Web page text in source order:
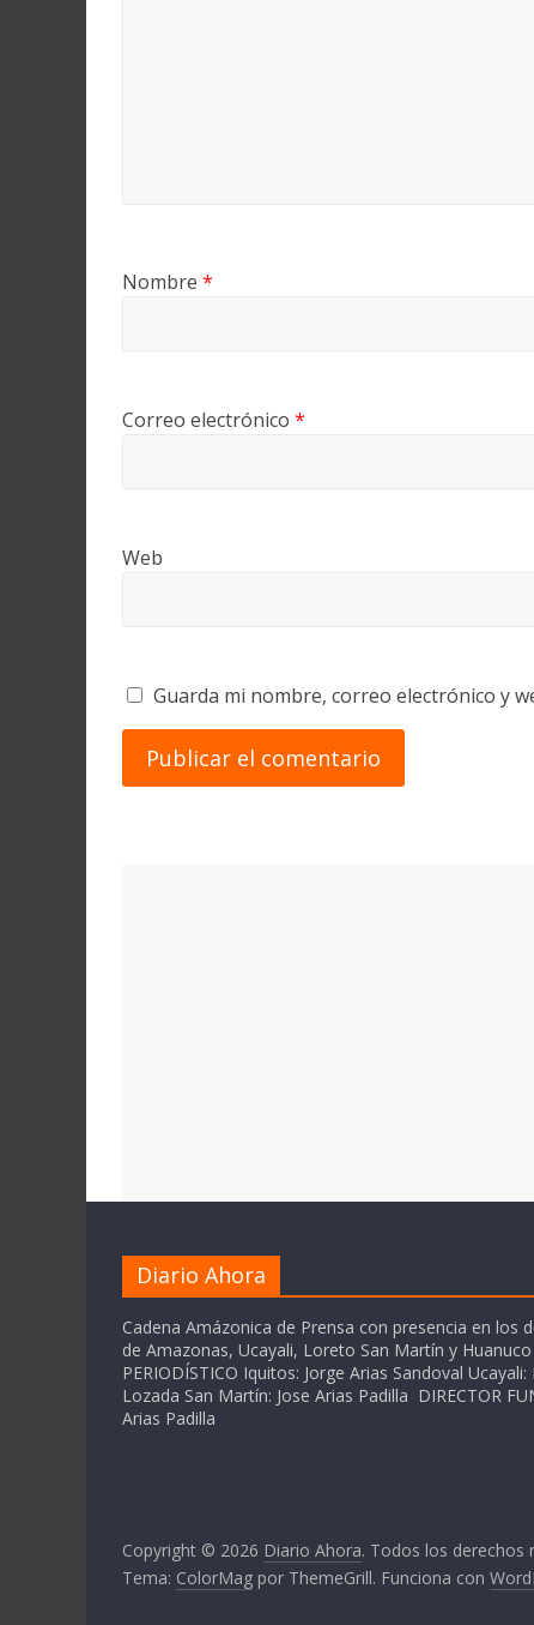
Nombre *
Correo electrónico *
Web
Guarda mi nombre, correo electrónico y
Diario Ahora
Cadena Amázonica de Prensa con presencia en los
de Amazonas, Ucayali, Loreto San Martín y Huanuco
PERIODÍSTICO Iquitos: Jorge Arias Sandoval
Lozada San Martín: Jose Arias Padilla DIRECTOR
Arias Padilla
Copyright © 2026 Diario Ahora. Todos los derechos
Tema: ColorMag por ThemeGrill. Funciona con